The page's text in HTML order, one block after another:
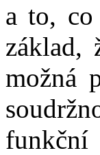
a to,
základ,
možná
funkční